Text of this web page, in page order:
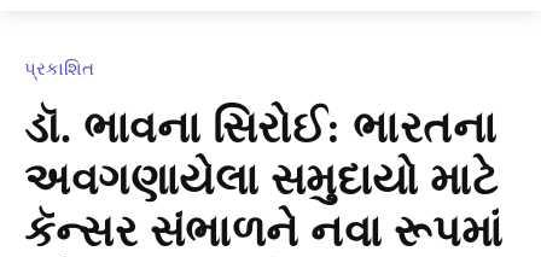
પ્રકાશિત
ડૉ. ભાવના સિરોઈ: ભારતના
અવગણાયેલા સમુદાયો માટે
કૅન્સર સંભાળને નવા રૂપમાં